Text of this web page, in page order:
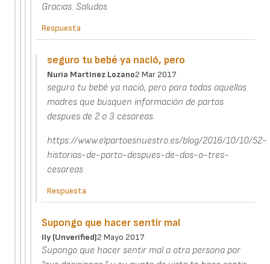
Gracias. Saludos
Respuesta
seguro tu bebé ya nació, pero
Nuria Martínez Lozano2 Mar 2017
seguro tu bebé ya nació, pero para todas aquellas
madres que busquen información de partos
despues de 2 o 3 cesareas.
https://www.elpartoesnuestro.es/blog/2016/10/10/52-
historias-de-parto-despues-de-dos-o-tres-
cesareas
Respuesta
Supongo que hacer sentir mal
Ily (unverified)2 Mayo 2017
Supongo que hacer sentir mal a otra persona por